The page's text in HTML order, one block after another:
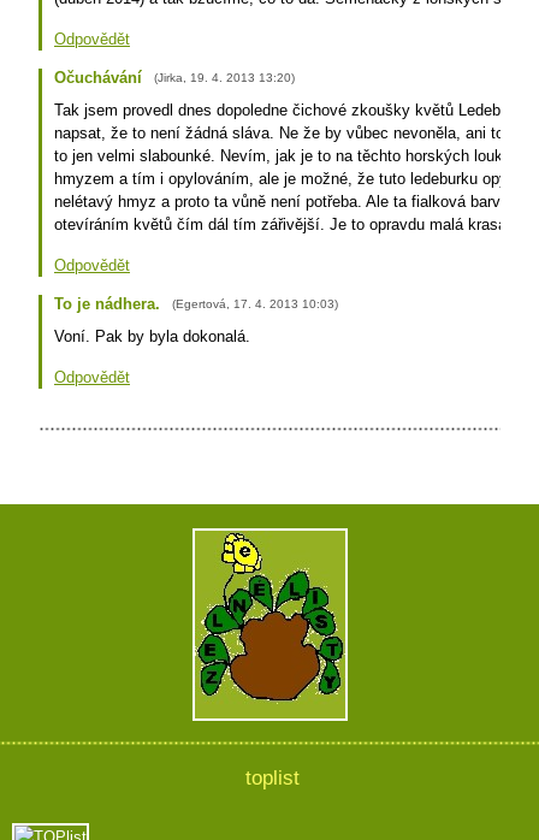
Odpovědět
Očuchávání (Jirka 19. 4. 2013 13:20)
Tak jsem provedl dnes dopoledne čichové zkoušky květů
napsat, že to není žádná sláva. Ne že by vůbec nevoněla, ani to
to jen velmi slabounké. Nevím, jak je to na těchto horských loukách
hmyzem a tím i opylováním, ale je možné, že tuto ledeburku opyluje
nelétavý hmyz a proto ta vůně není potřeba. Ale ta fialková barva je
otevíráním květů čím dál tím zářivější. Je to opravdu malá krasavice.
Odpovědět
To je nádhera. (Egertová 17. 4. 2013 10:03)
Voní. Pak by byla dokonalá.
Odpovědět
toplist